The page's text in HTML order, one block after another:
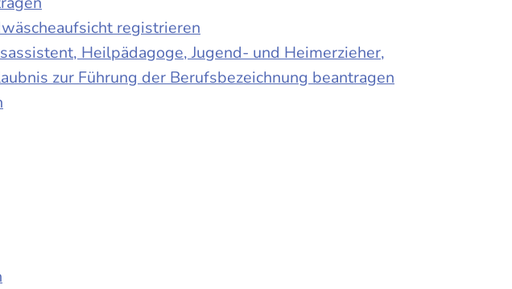
registrieren
Heilpädagoge, Jugend- und Heimerzieher,
zur Führung der Berufsbezeichnung beantragen